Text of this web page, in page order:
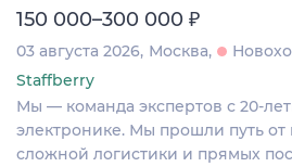
150 000–300 000 ₽
03 августа 2026 Москва
Staffberry
Мы — команда экспертов с 20-
электронике. Мы прошли путь от
сложной логистики и прямых